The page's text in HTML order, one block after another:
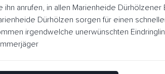
ihn anrufen, in allen Marienheide Dürhölzener
Dürhölzen sorgen für einen
irgendwelche unerwünschten